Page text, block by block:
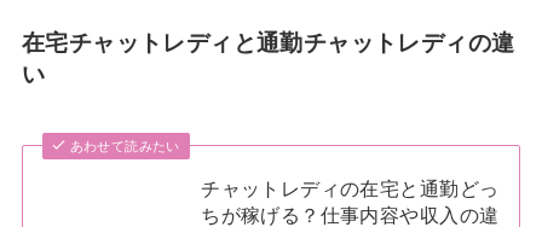
在宅チャットレディと通勤チャットレディの違
い
あわせて読みたい
チャットレディの在宅と通勤どっ
ちが稼げる？仕事内容や収入の違